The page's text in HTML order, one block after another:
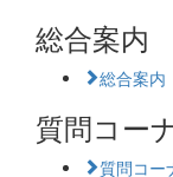
総合案内
総合案内
質問コー
質問コー